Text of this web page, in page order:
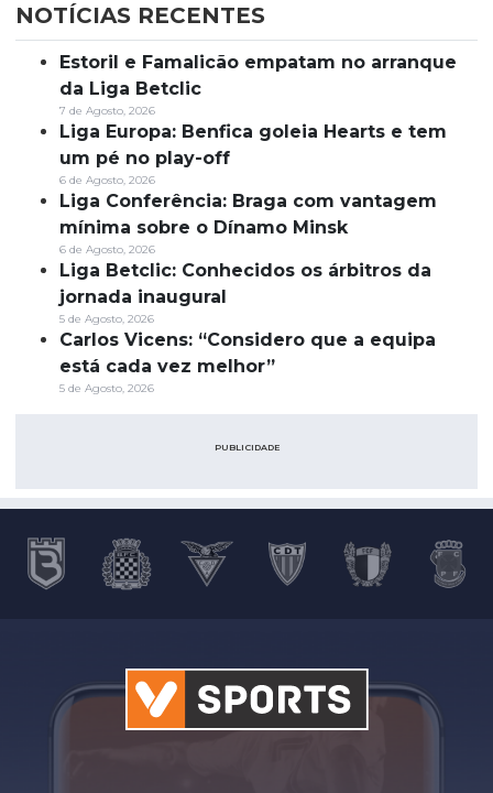
NOTÍCIAS RECENTES
Estoril e Famalicão empatam no arranque
da Liga Betclic
7 de Agosto, 2026
Liga Europa: Benfica goleia Hearts e tem
um pé no play-off
6 de Agosto, 2026
Liga Conferência: Braga com vantagem
mínima sobre o Dínamo Minsk
6 de Agosto, 2026
Liga Betclic: Conhecidos os árbitros da
jornada inaugural
5 de Agosto, 2026
Carlos Vicens: “Considero que a equipa
está cada vez melhor”
5 de Agosto, 2026
PUBLICIDADE